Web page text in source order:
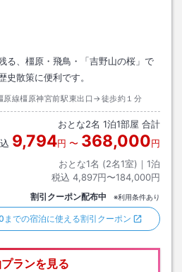
る、橿原・飛鳥・「吉野山の桜」で
史散策に便利です。
原線橿原神宮前駅東出口→徒歩約１分
おとな2名 1泊1部屋 合計
9,794円 〜 368,000円
おとな1名 (2名1室)｜ 1泊
税込 4,897円〜184,000円
割引クーポン配布中 ※利用条件あり
までの宿泊に使える割引クーポン
ランを見る